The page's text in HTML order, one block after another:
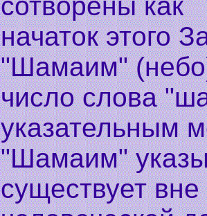
начаток этого
"Шамаим"
число слова
указательным
"Шамаим"
существует